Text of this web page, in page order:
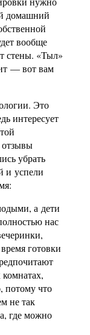
домашний
вообще
стены. «Тыл»
— вот вам
Это
интересует
убрать
и успели
а дети
нас
готовки
потому что
не так
где можно